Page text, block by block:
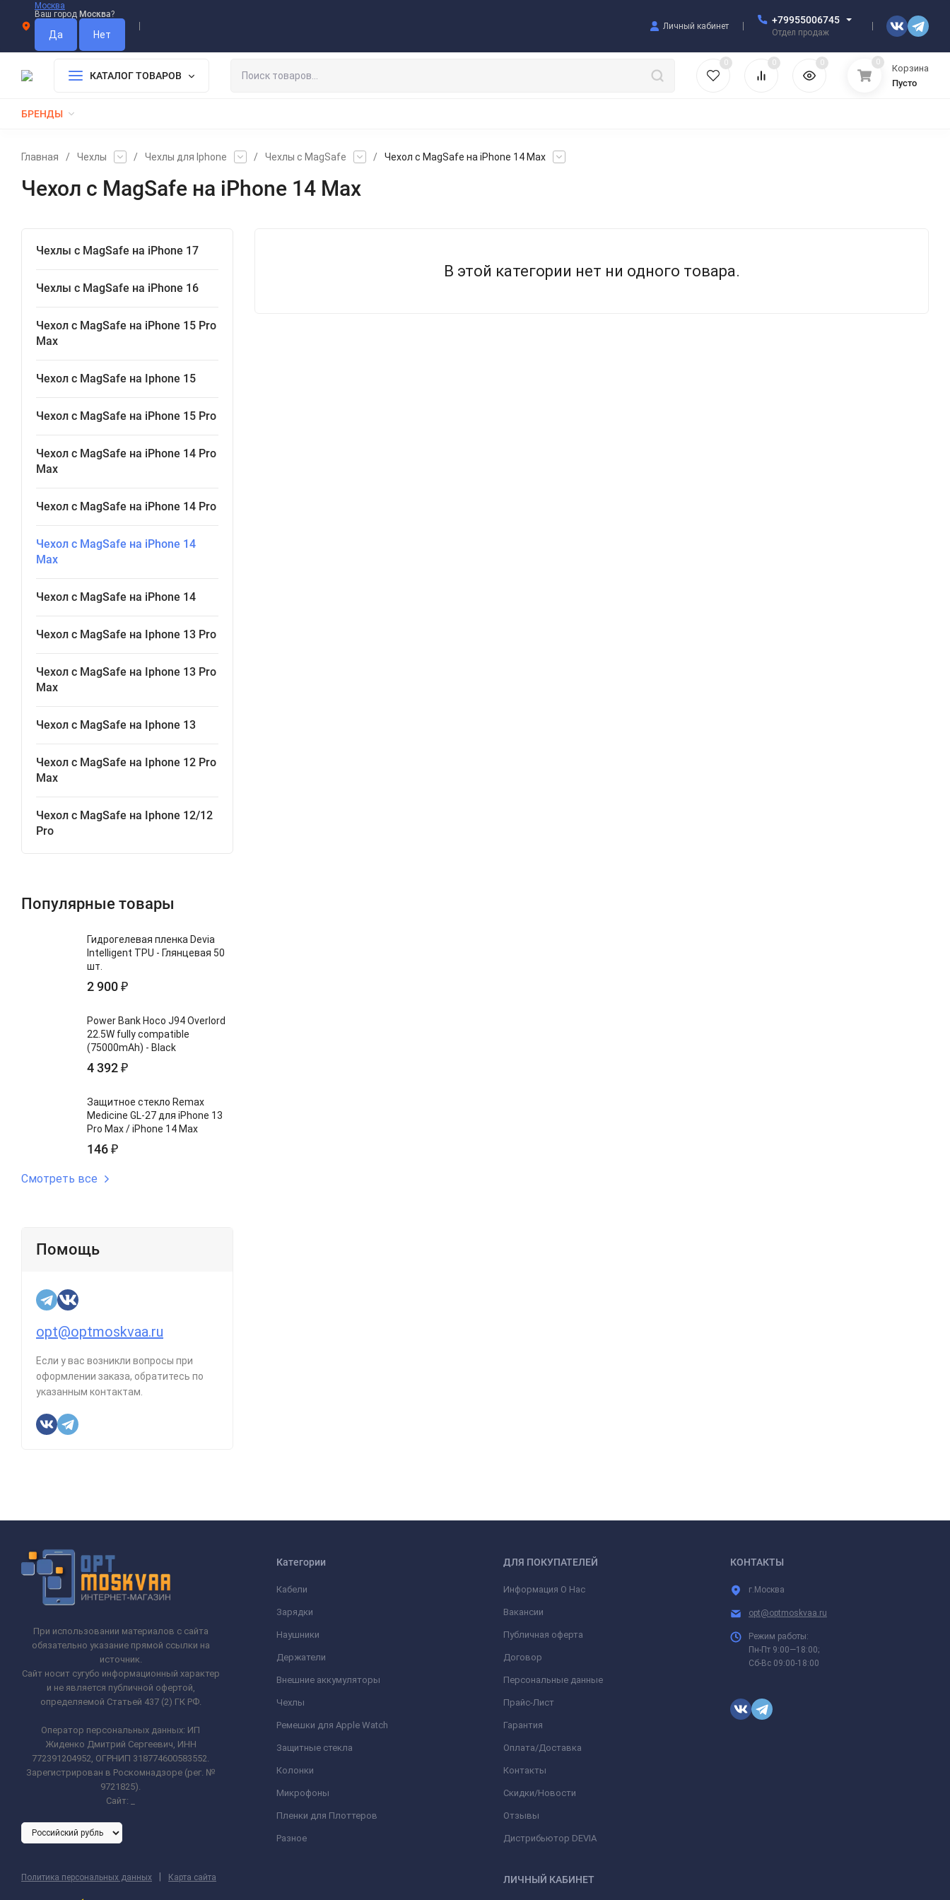
Москва
Ваш город Москва?
Личный кабинет
+79955006745
Отдел продаж
КАТАЛОГ ТОВАРОВ
0 0 0 0
Корзина
Пусто
БРЕНДЫ
Главная / Чехлы / Чехлы для Iphone / Чехлы с MagSafe / Чехол с MagSafe на iPhone 14 Max
Чехол с MagSafe на iPhone 14 Max
Чехлы с MagSafe на iPhone 17
Чехлы с MagSafe на iPhone 16
Чехол с MagSafe на iPhone 15 Pro
Max
Чехол с MagSafe на Iphone 15
Чехол с MagSafe на iPhone 15 Pro
Чехол с MagSafe на iPhone 14 Pro
Max
Чехол с MagSafe на iPhone 14 Pro
Чехол с MagSafe на iPhone 14
Max
Чехол с MagSafe на iPhone 14
Чехол с MagSafe на Iphone 13 Pro
Чехол с MagSafe на Iphone 13 Pro
Max
Чехол с MagSafe на Iphone 13
Чехол с MagSafe на Iphone 12 Pro
Max
Чехол с MagSafe на Iphone 12/12
Pro
Популярные товары
Гидрогелевая пленка Devia
Intelligent TPU - Глянцевая 50
шт.
2 900₽
Power Bank Hoco J94 Overlord
22.5W fully compatible
(75000mAh) - Black
4 392₽
Защитное стекло Remax
Medicine GL-27 для iPhone 13
Pro Max / iPhone 14 Max
146₽
Смотреть все
Помощь
opt@optmoskvaa.ru
Если у вас возникли вопросы при
оформлении заказа, обратитесь по
указанным контактам.
В этой категории нет ни одного товара.
При использовании материалов с сайта
обязательно указание прямой ссылки на
источник.
Сайт носит сугубо информационный характер
и не является публичной офертой,
определяемой Статьей 437 (2) ГК РФ.
Оператор персональных данных: ИП
Жиденко Дмитрий Сергеевич, ИНН
772391204952, ОГРНИП 318774600583552.
Зарегистрирован в Роскомнадзоре (рег. №
9721825).
Сайт:
Политика персональных данных Карта сайта
Категории
Кабели
Зарядки
Наушники
Держатели
Внешние аккумуляторы
Чехлы
Ремешки для Apple Watch
Защитные стекла
Колонки
Микрофоны
Пленки для Плоттеров
Разное
ДЛЯ ПОКУПАТЕЛЕЙ
Информация О Нас
Вакансии
Публичная оферта
Договор
Персональные данные
Прайс-Лист
Гарантия
Оплата/Доставка
Контакты
Скидки/Новости
Отзывы
Дистрибьютор DEVIA
ЛИЧНЫЙ КАБИНЕТ
КОНТАКТЫ
г.Москва
opt@optmoskvaa.ru
Режим работы:
Пн-Пт 9:00—18:00;
Сб-Вс 09:00-18:00